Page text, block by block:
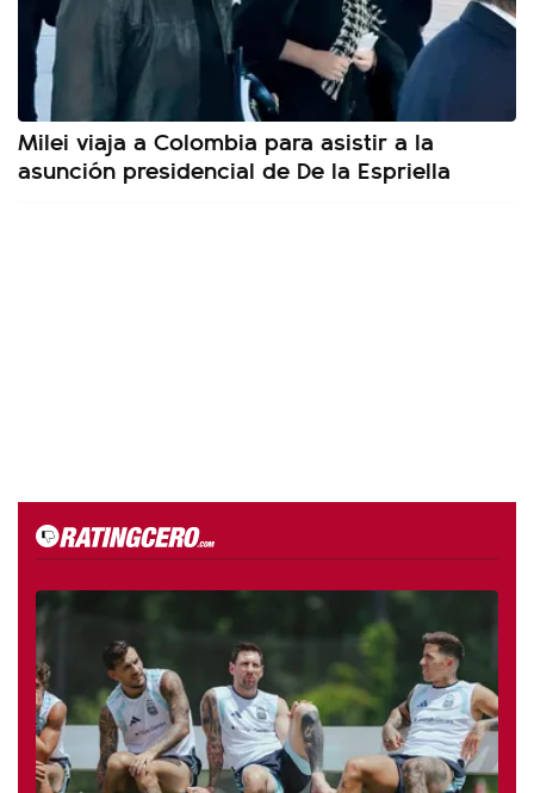
Milei viaja a Colombia para asistir a la
asunción presidencial de De la Espriella